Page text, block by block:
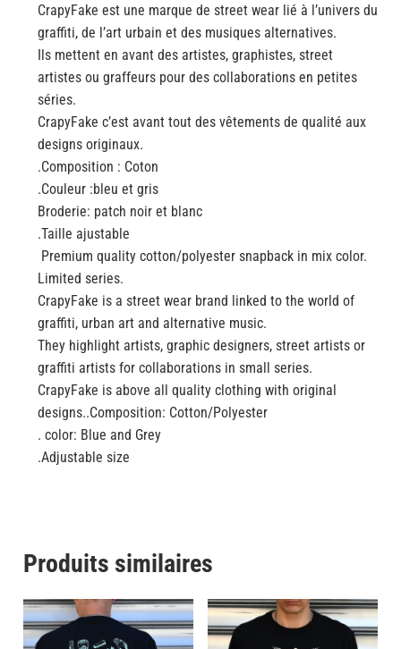
CrapyFake est une marque de street wear lié à l’univers du
graffiti, de l’art urbain et des musiques alternatives.
Ils mettent en avant des artistes, graphistes, street
artistes ou graffeurs pour des collaborations en petites
séries.
CrapyFake c’est avant tout des vêtements de qualité aux
designs originaux.
.Composition : Coton
.Couleur :bleu et gris
Broderie: patch noir et blanc
.Taille ajustable
Premium quality cotton/polyester snapback in mix color.
Limited series.
CrapyFake is a street wear brand linked to the world of
graffiti, urban art and alternative music.
They highlight artists, graphic designers, street artists or
graffiti artists for collaborations in small series.
CrapyFake is above all quality clothing with original
designs..Composition: Cotton/Polyester
. color: Blue and Grey
.Adjustable size
Produits similaires